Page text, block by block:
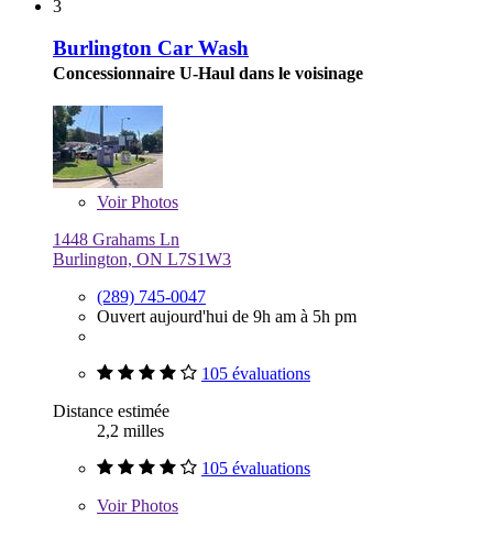
3
Burlington Car Wash
Concessionnaire U-Haul dans le voisinage
VoirPhotos
1448 Grahams Ln
Burlington, ON L7S1W3
(289) 745-0047
Ouvert aujourd'hui de 9h am à 5h pm
105 évaluations
Distance estimée
2,2 milles
105 évaluations
VoirPhotos